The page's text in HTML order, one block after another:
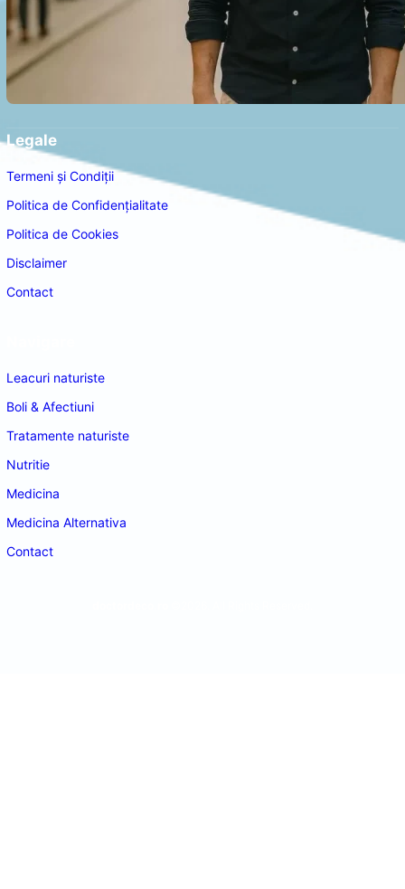
Legale
Termeni și Condiții
Politica de Confidențialitate
Politica de Cookies
Disclaimer
Contact
Leacuri naturiste
Boli & Afectiuni
Tratamente naturiste
Nutritie
Medicina
Medicina Alternativa
Contact